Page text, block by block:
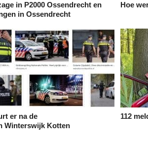
in P2000 Ossendrecht en
in Ossendrecht
Hoe
er na de
Winterswijk Kotten
112